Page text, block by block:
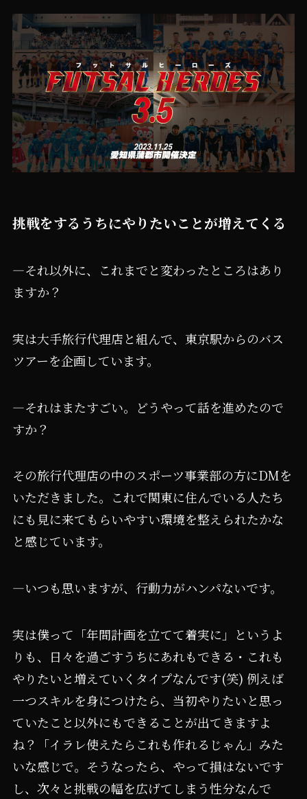
挑戦をするうちにやりたいことが増えてくる
―それ以外に、これまでと変わったところはあり
ますか？
実は大手旅行代理店と組んで、東京駅からのバス
ツアーを企画しています。
―それはまたすごい。どうやって話を進めたので
すか？
その旅行代理店の中のスポーツ事業部の方にDMを
いただきました。これで関東に住んでいる人たち
にも見に来てもらいやすい環境を整えられたかな
と感じています。
―いつも思いますが、行動力がハンパないです。
実は僕って「年間計画を立てて着実に」というよ
りも、日々を過ごすうちにあれもできる・これも
やりたいと増えていくタイプなんです(笑) 例えば
一つスキルを身につけたら、当初やりたいと思っ
ていたこと以外にもできることが出てきますよ
ね？「イラレ使えたらこれも作れるじゃん」みた
いな感じで。そうなったら、やって損はないです
し、次々と挑戦の幅を広げてしまう性分なんで